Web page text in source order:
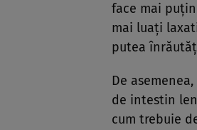
face mai
mai luaţi
putea
De
de intestin
cum trebuie